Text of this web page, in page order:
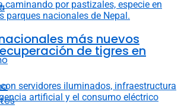
más nuevos
de tigres en